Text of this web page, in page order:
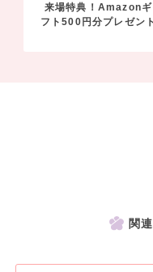
来場特典！Amazonギ
フト500円分プレゼント
関